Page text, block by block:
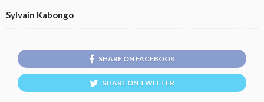
Sylvain Kabongo
SHARE ON FACEBOOK
SHARE ON TWITTER